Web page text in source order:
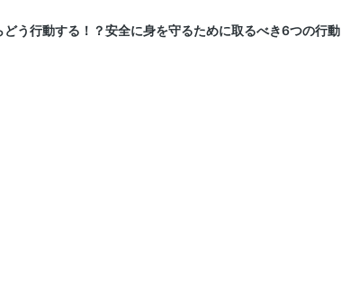
う行動する！？安全に身を守るために取るべき6つの行動